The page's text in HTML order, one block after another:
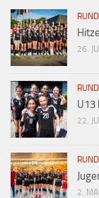
26.
U13
22.
2.